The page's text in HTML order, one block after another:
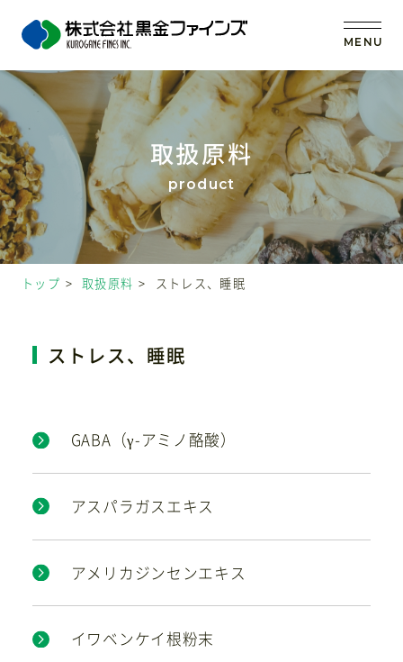
MENU
トップ
当社の強み
事業内容
取扱原料
OEM (受託製造)
取扱原料
トップ 取扱原料 ストレス、睡眠
ストレス、睡眠
GABA（γ-アミノ酪酸）
アスパラガスエキス
アメリカジンセンエキス
イワベンケイ根粉末